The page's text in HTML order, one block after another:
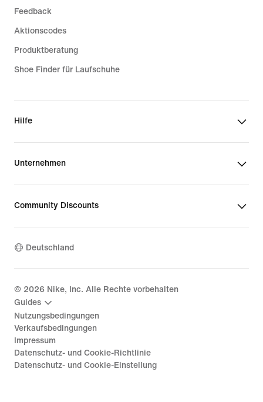
Feedback
Aktionscodes
Produktberatung
Shoe Finder für Laufschuhe
Hilfe
Unternehmen
Community Discounts
Deutschland
© 2026 Nike, Inc. Alle Rechte vorbehalten
Guides
Nutzungsbedingungen
Verkaufsbedingungen
Impressum
Datenschutz- und Cookie-Richtlinie
Datenschutz- und Cookie-Einstellung